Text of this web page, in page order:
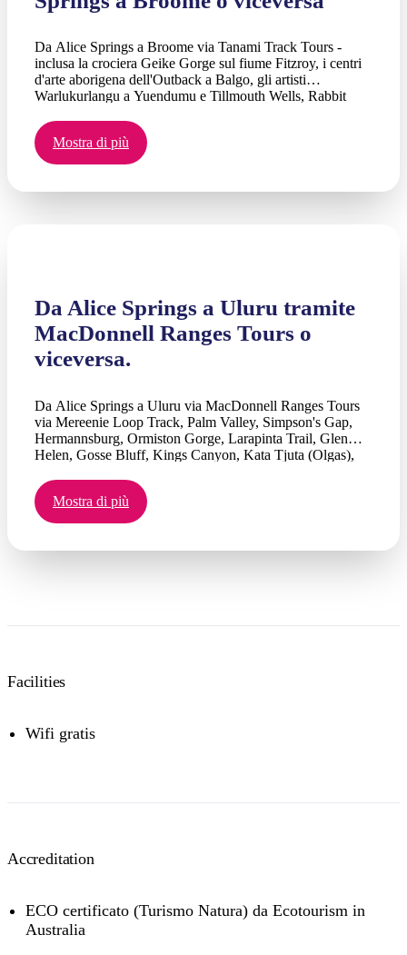
Da Alice Springs a Broome via Tanami Track Tours -
inclusa la crociera Geike Gorge sul fiume Fitzroy, i centri
d'arte aborigena dell'Outback a Balgo, gli artisti
Warlukurlangu a Yuendumu e Tillmouth Wells, Rabbit
Community, miniere d'oro, storia dell'allevamento del
bestiame - Parte lunedì alle 13:30 (dopo l'arrivo dei voli),
termina sabato dopo colazione Cable Beach Broome. 3
attrezzatura fornita.
Mostra di più
Da Alice Springs a Uluru tramite
MacDonnell Ranges Tours o
viceversa.
Da Alice Springs a Uluru via MacDonnell Ranges Tours
via Mereenie Loop Track, Palm Valley, Simpson's Gap,
Hermannsburg, Ormiston Gorge, Larapinta Trail, Glen
Helen, Gosse Bluff, Kings Canyon, Kata Tjuta (Olgas),
aborigena e; Centro culturale. Disponibile inverso.
Mostra di più
Facilities
Wifi gratis
Accreditation
ECO certificato (Turismo Natura) da Ecotourism in
Australia